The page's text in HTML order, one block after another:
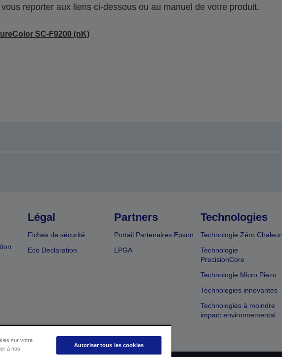
reporter aux liens ci-dessous ou au manuel de votre produit.
SC-F9200 (nK)
Légal
Fiches de sécurité
Eco Declaration
Partners
Portail Partenaires Epson
LPGA
Technologies
Technologie Zéro Chaleur
Technologie
PrecisionCore
Technologie Micro Piezo
Technologies innovantes
Technologies à moindre
impact environnemental
sur votre
à nos
Autoriser tous les cookies